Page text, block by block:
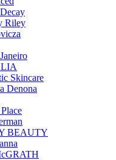
Riley
Skincare
Denona
BEAUTY